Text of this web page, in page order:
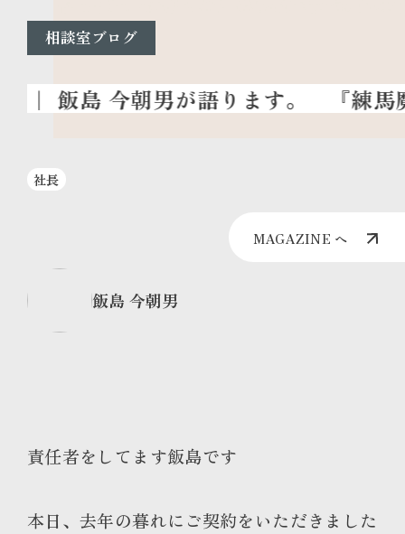
相談室ブログ
『練馬
社長
MAGAZINE へ
飯島 今朝男
責任者をしてます飯島です
本日、去年の暮れにご契約をいただきました